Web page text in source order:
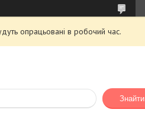
опрацьовані в робочий час.
Знайти